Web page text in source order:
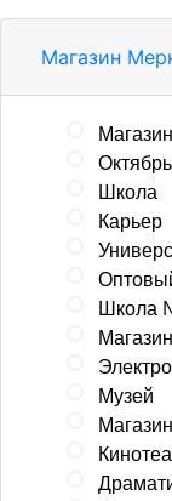
Магазин
Школа
Карьер
Школа
Музей